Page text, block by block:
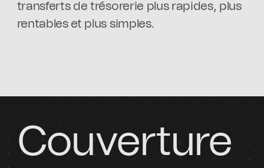
transferts de trésorerie plus rapides, plus
rentables et plus simples.
Couverture